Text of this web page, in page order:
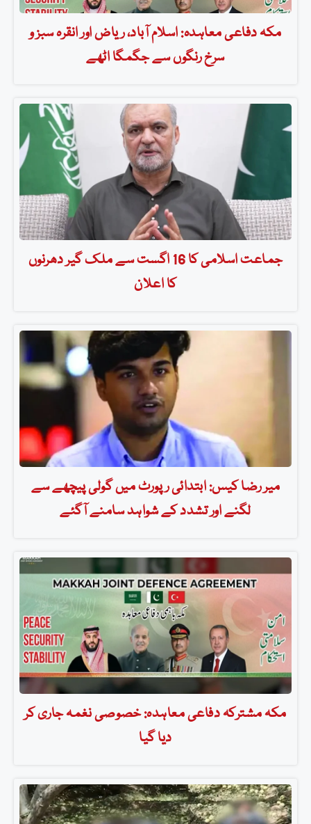
مکہ دفاعی معاہدہ: اسلام آباد، ریاض اور انقرہ سبز و
سرخ رنگوں سے جگمگا اٹھے
جماعت اسلامی کا 16 اگست سے ملک گیر دھرنوں
کا اعلان
میر رضا کیس: ابتدائی رپورٹ میں گولی پیچھے سے
لگنے اور تشدد کے شواہد سامنے آگئے
مکہ مشترکہ دفاعی معاہدہ: خصوصی نغمہ جاری کر
دیا گیا